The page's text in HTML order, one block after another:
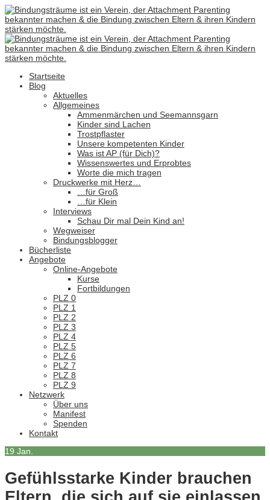
Startseite
Blog
Aktuelles
Allgemeines
Ammenmärchen und Seemannsgarn
Kinder sind Lachen
Trostpflaster
Unsere kompetenten Kinder
Was ist AP (für Dich)?
Wissenswertes und Erprobtes
Worte die mich tragen
Druckwerke mit Herz…
…für Groß
…für Klein
Interviews
Schau Dir mal Dein Kind an!
Wegweiser
Bindungsblogger
Bücherliste
Angebote
Online-Angebote
Kurse
Fortbildungen
PLZ 0
PLZ 1
PLZ 2
PLZ 3
PLZ 4
PLZ 5
PLZ 6
PLZ 7
PLZ 8
PLZ 9
Netzwerk
Über uns
Manifest
Spenden
Kontakt
19 Jan.
Gefühlsstarke Kinder brauchen